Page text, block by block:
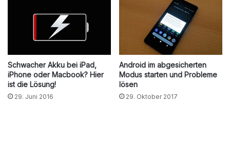
Schwacher Akku bei iPad,
iPhone oder Macbook? Hier
ist die Lösung!
29. Juni 2016
Android im abgesicherten
Modus starten und Probleme
lösen
29. Oktober 2017